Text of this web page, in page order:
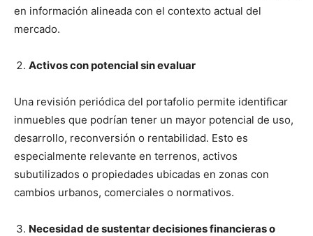
en información alineada con el contexto actual del
mercado.
Activos con potencial sin evaluar
Una revisión periódica del portafolio permite identificar
inmuebles que podrían tener un mayor potencial de uso,
desarrollo, reconversión o rentabilidad. Esto es
especialmente relevante en terrenos, activos
subutilizados o propiedades ubicadas en zonas con
cambios urbanos, comerciales o normativos.
Necesidad de sustentar decisiones financieras o